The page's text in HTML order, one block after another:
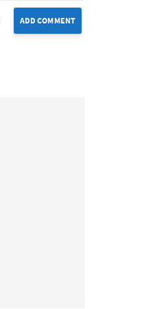
ADD COMMENT